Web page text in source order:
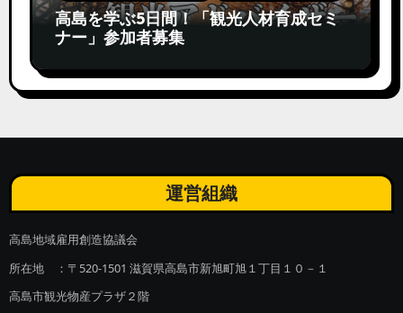
高島を学ぶ5日間！「観光人材育成セミ
ナー」参加者募集
運営組織
高島地域雇用創造協議会
所在地 ：〒520-1501 滋賀県高島市新旭町旭１丁目１０－１
高島市観光物産プラザ２階